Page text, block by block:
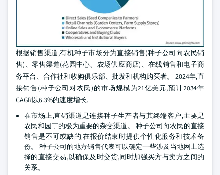
根据销售渠道,有机种子市场分为直接销售(种子公司向农民销
售)、零售渠道(花园中心、农场供应商店)、在线销售和电子商
务平台、合作社和收购俱乐部、批发和机构购买者。 2024年,直
接销售(种子公司对农民)的市场规模为21亿美元,预计2034年
CAGR以6.3%的速度增长.
在市场上,直销渠道是连接种子生产者与其终端客户,主要是
农民和园丁的极为重要的杂交渠道。 种子公司向农民的直接
销售是不可或缺的,在报价结束时提供个性化服务和技术备
份。 种子公司的地方销售代表可以确定一些涉及当地网上选
择的直接交易,以确保及时交货,同时加强买方与卖方之间的
关系。